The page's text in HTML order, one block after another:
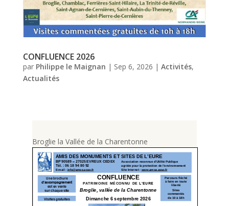
CONFLUENCE 2026
par Philippe le Maignan | Sep 6, 2026 | Activités,
Actualités
Broglie la Vallée de la Charentonne